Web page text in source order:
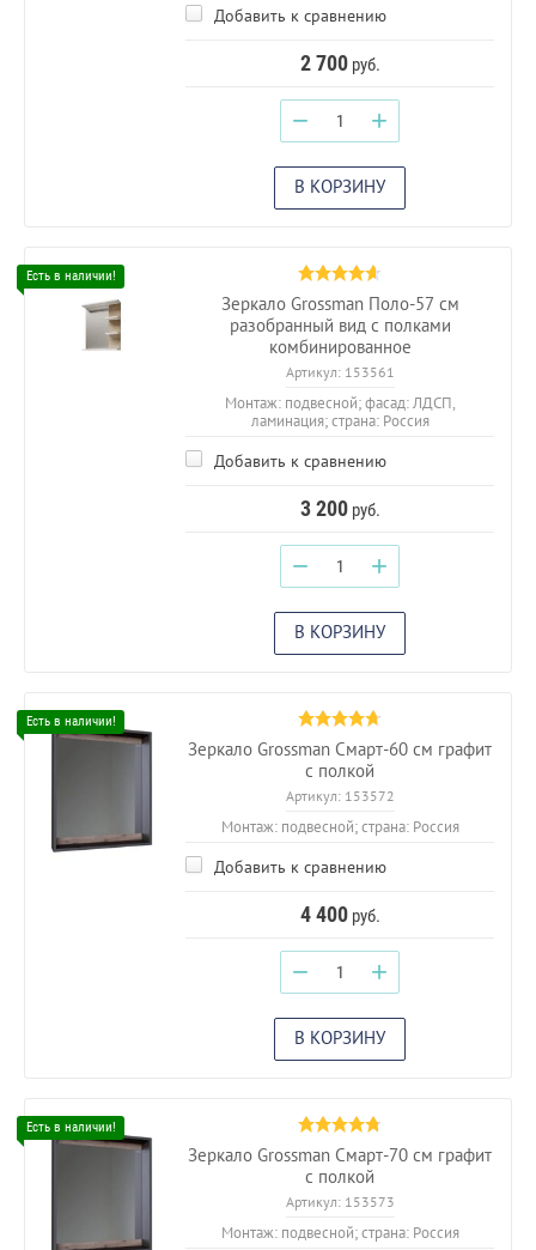
Добавить к сравнению
2 700руб.
− +
В КОРЗИНУ
Зеркало Grossman Поло-57 см
разобранный вид с полками
комбинированное
Артикул:153561
Монтаж: подвесной; фасад: ЛДСП,
ламинация; страна: Россия
Добавить к сравнению
3 200руб.
− +
В КОРЗИНУ
Зеркало Grossman Смарт-60 см графит
с полкой
Артикул:153572
Монтаж: подвесной; страна: Россия
Добавить к сравнению
4 400руб.
− +
В КОРЗИНУ
Зеркало Grossman Смарт-70 см графит
с полкой
Артикул:153573
Монтаж: подвесной; страна: Россия